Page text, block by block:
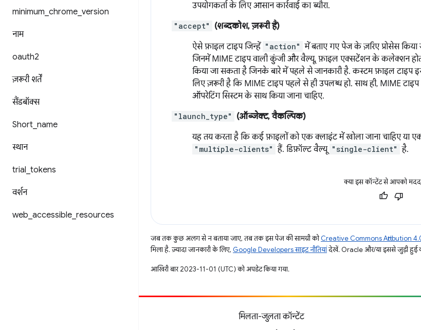
minimum chrome version
नाम
oauth2
ज़रूरी शर्तें
सैंडबॉक्स
Short name
स्थान
trial tokens
वर्शन
web accessible resources
उपयोगकर्ता के लिए आसान कार्रवाई का ब्यौरा.
"accept"
(शब्दकोश, ज़रूरी है)
ऐसे फ़ाइल टाइप जिन्हें "action" में बताए गए पेज के ज़रिए प्रोसेस
जिनमें MIME टाइप वाली कुंजी और वैल्यू, फ़ाइल एक्सटेंशन के कलेक्शन
किया जा सकता है जिनके बारे में पहले से जानकारी है. कस्टम फ़ाइल टाइप
लिए ज़रूरी है कि MIME टाइप पहले से ही उपलब्ध हो. साथ ही, MIME
ऑपरेटिंग सिस्टम के साथ किया जाना चाहिए.
"launch_type"
(ऑब्जेक्ट, वैकल्पिक)
यह तय करता है कि कई फ़ाइलों को एक क्लाइंट में खोला जाना चाहिए या
"multiple-clients" हैं. डिफ़ॉल्ट वैल्यू "single-client" है.
क्या इस कॉन्टेंट से आपको मदद
जब तक कुछ अलग से न बताया जाए, तब तक इस पेज की सामग्री कोCreative Commons Attribution
मिला है. ज़्यादा जानकारी के लिए, Google Developers साइट नीतियांदेखें. Oracle और/या इससे जुड़ी हुई
आखिरी बार 2023-11-01 (UTC) को अपडेट किया गया.
मिलता-जुलता कॉन्टेंट